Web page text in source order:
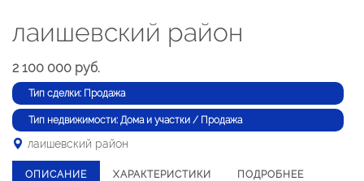
лаишевский район
2 100 000 руб.
Тип сделки: Продажа
Тип недвижимости: Дома и участки / Продажа
лаишевский район
ОПИСАНИЕ ХАРАКТЕРИСТИКИ ПОДРОБНЕЕ